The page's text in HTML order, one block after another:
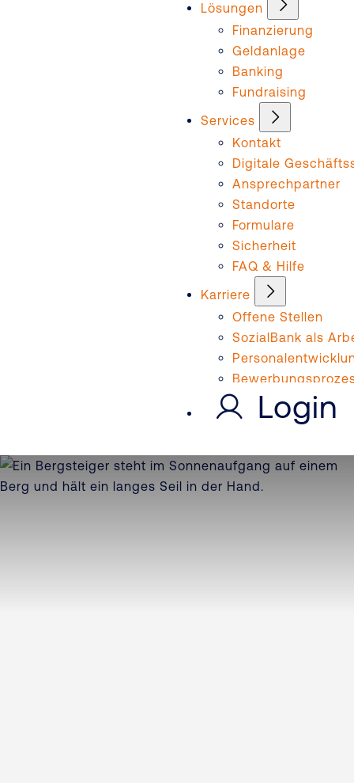
Lösungen
Finanzierung
Geldanlage
Banking
Fundraising
Services
Kontakt
Digitale
Ansprechpartner
Standorte
Formulare
Sicherheit
FAQ & Hilfe
Karriere
Offene Stellen
SozialBank als
Login